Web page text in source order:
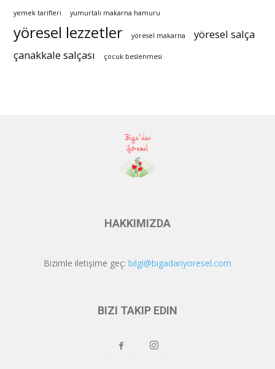
yemek tarifleri yumurtalı makarna hamuru
yöresel lezzetler yöresel makarna
yöresel salça
çanakkale salçası
çocuk beslenmesi
HAKKIMIZDA
Bizimle iletişime geç: bilgi@bigadanyoresel.com
BIZI TAKIP EDIN